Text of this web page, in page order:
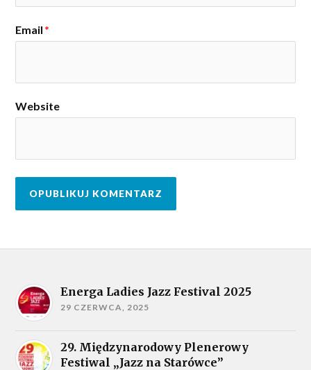
Email *
Website
Energa Ladies Jazz Festival 2025
29 CZERWCA, 2025
29. Międzynarodowy Plenerowy
Festiwal „Jazz na Starówce”